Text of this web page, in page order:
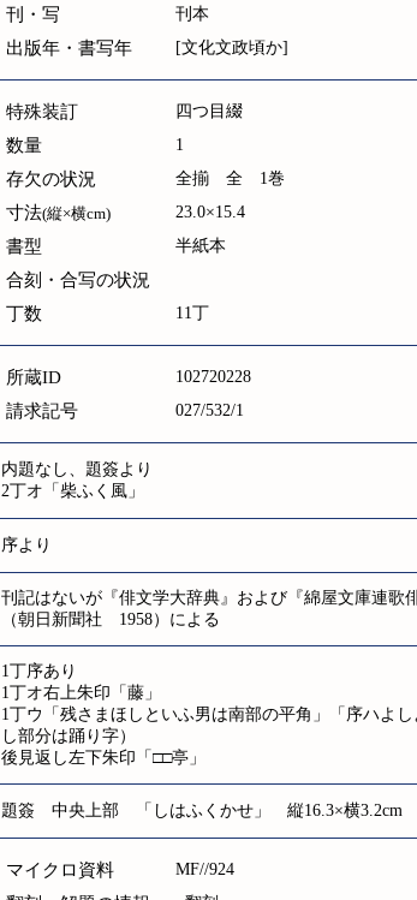
刊・写 刊本
出版年・書写年 [文化文政頃か]
特殊装訂 四つ目綴
数量 1
存欠の状況 全揃 全 1巻
寸法(縦×横cm) 23.0×15.4
書型 半紙本
合刻・合写の状況
丁数
11丁
所蔵ID 102720228
請求記号 027/532/1
内題なし、題簽より
2丁オ「柴ふく風」
序より
刊記はないが『俳文学大辞典』および『綿屋文庫連歌
（朝日新聞社 1958）による
1丁序あり
1丁オ右上朱印「藤」
1丁ウ「残さまほしといふ男は南部の平角」「序ハよ
し部分は踊り字）
後見返し左下朱印「□□亭」
題簽 中央上部 「しはふくかせ」 縦16.3×横3.2cm
マイクロ資料 MF//924